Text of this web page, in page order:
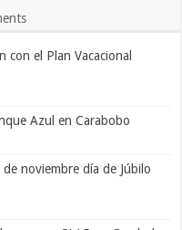
con el Plan Vacacional
Azul en Carabobo
noviembre día de Júbilo